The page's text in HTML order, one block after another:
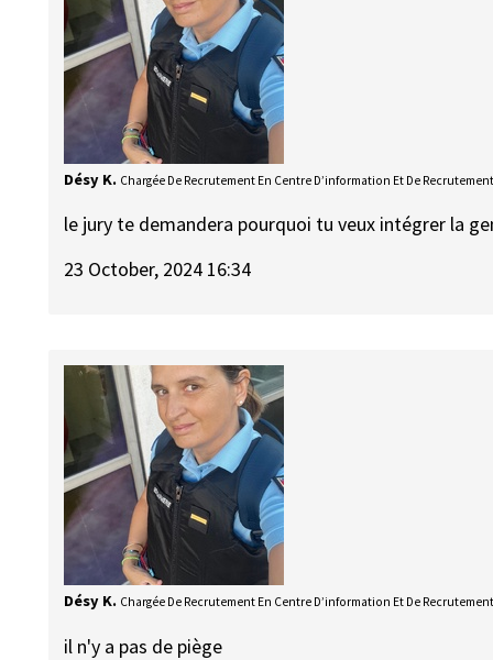
Désy K. Chargée De Recrutement En Centre D’information Et De
le jury te demandera pourquoi tu veux intégrer la
23 October, 2024 16:34
Désy K. Chargée De Recrutement En Centre D’information Et De
il n'y a pas de piège